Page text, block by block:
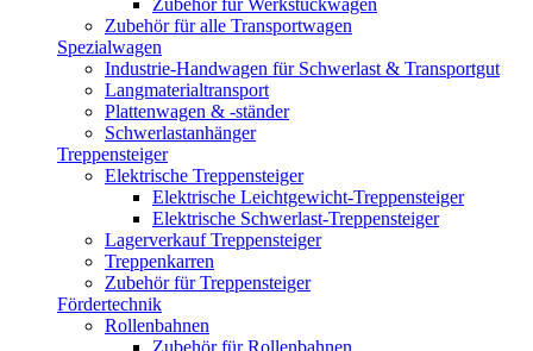
Zubehör für Werkstückwagen
Zubehör für alle Transportwagen
Spezialwagen
Industrie-Handwagen für Schwerlast & Transportgut
Langmaterialtransport
Plattenwagen & -ständer
Schwerlastanhänger
Treppensteiger
Elektrische Treppensteiger
Elektrische Leichtgewicht-Treppensteiger
Elektrische Schwerlast-Treppensteiger
Lagerverkauf Treppensteiger
Treppenkarren
Zubehör für Treppensteiger
Fördertechnik
Rollenbahnen
Zubehör für Rollenbahnen